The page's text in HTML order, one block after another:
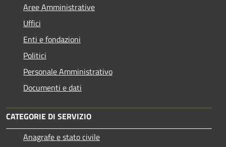
Aree Amministrative
Uffici
Enti e fondazioni
Politici
Personale Amministrativo
Documenti e dati
CATEGORIE DI SERVIZIO
Anagrafe e stato civile